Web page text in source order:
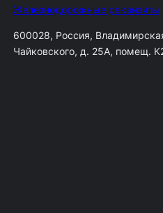
Железнодорожные реквизиты
600028, Россия,
Чайковского, д. 25А, помещ.